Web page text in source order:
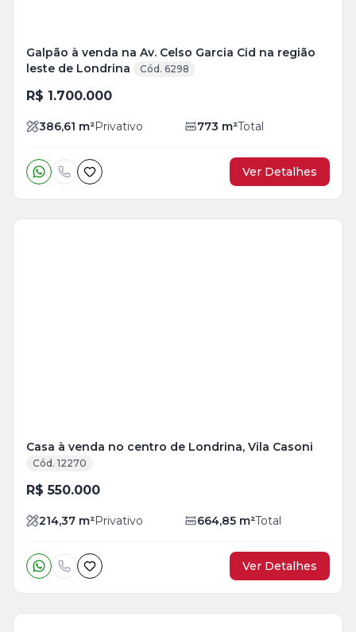
Galpão à venda na Av. Celso Garcia Cid na região
leste de Londrina
Cód. 6298
R$ 1.700.000
386,61 m²Privativo 773 m²Total
Ver Detalhes
Casa à venda no centro de Londrina, Vila Casoni
Cód. 12270
R$ 550.000
214,37 m²Privativo 664,85 m²Total
Ver Detalhes